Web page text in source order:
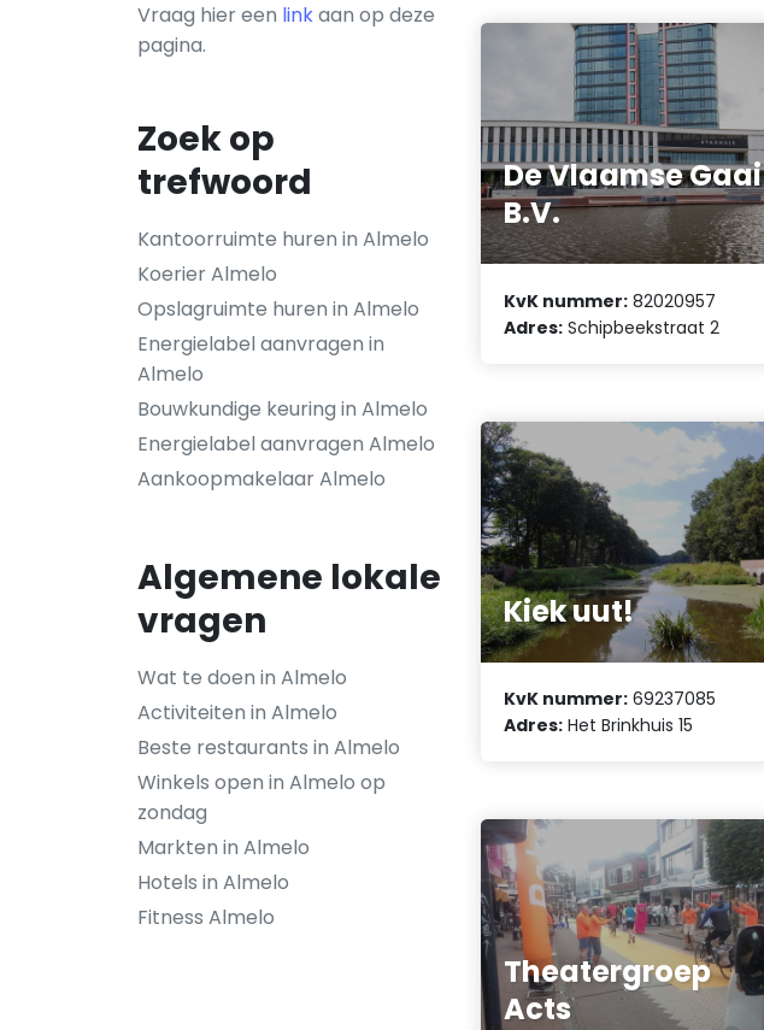
Vraag hier een linkaan op deze
pagina.
Zoek op
trefwoord
Kantoorruimte huren in Almelo
Koerier Almelo
Opslagruimte huren in Almelo
Energielabel aanvragen in
Almelo
Bouwkundige keuring in Almelo
Energielabel aanvragen Almelo
Aankoopmakelaar Almelo
Algemene lokale
vragen
Wat te doen in Almelo
Activiteiten in Almelo
Beste restaurants in Almelo
Winkels open in Almelo op
zondag
Markten in Almelo
Hotels in Almelo
Fitness Almelo
De Vlaamse Gaai
B.V.
KvK nummer: 82020957
Adres: Schipbeekstraat 2
Kiek uut!
KvK nummer: 69237085
Adres: Het Brinkhuis 15
Theatergroep
Acts